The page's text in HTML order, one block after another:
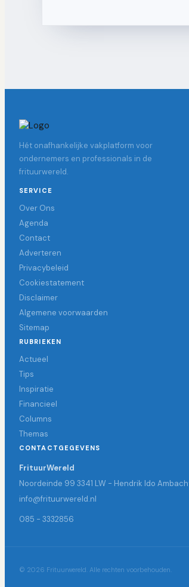
Hét onafhankelijke vakplatform voor
ondernemers en professionals in de
frituurwereld.
SERVICE
Over Ons
Agenda
Contact
Adverteren
Privacybeleid
Cookiestatement
Disclaimer
Algemene voorwaarden
Sitemap
RUBRIEKEN
Actueel
Tips
Inspiratie
Financieel
Columns
Themas
CONTACTGEGEVENS
FrituurWereld
Noordeinde 99 3341 LW - Hendrik Ido
info@frituurwereld.nl
085 - 3332856
© 2026 Frituurwereld. Alle rechten voorbehouden.